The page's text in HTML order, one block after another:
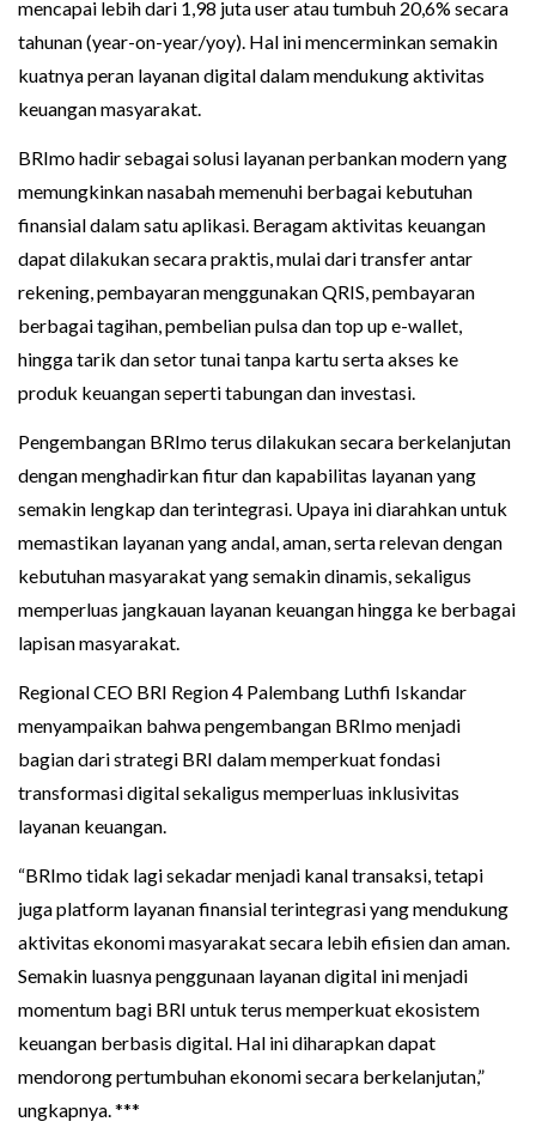
mencapai lebih dari 1,98 juta user atau tumbuh 20,6% secara
tahunan (year-on-year/yoy). Hal ini mencerminkan semakin
kuatnya peran layanan digital dalam mendukung aktivitas
keuangan masyarakat.
BRImo hadir sebagai solusi layanan perbankan modern yang
memungkinkan nasabah memenuhi berbagai kebutuhan
finansial dalam satu aplikasi. Beragam aktivitas keuangan
dapat dilakukan secara praktis, mulai dari transfer antar
rekening, pembayaran menggunakan QRIS, pembayaran
berbagai tagihan, pembelian pulsa dan top up e-wallet,
hingga tarik dan setor tunai tanpa kartu serta akses ke
produk keuangan seperti tabungan dan investasi.
Pengembangan BRImo terus dilakukan secara berkelanjutan
dengan menghadirkan fitur dan kapabilitas layanan yang
semakin lengkap dan terintegrasi. Upaya ini diarahkan untuk
memastikan layanan yang andal, aman, serta relevan dengan
kebutuhan masyarakat yang semakin dinamis, sekaligus
memperluas jangkauan layanan keuangan hingga ke berbagai
lapisan masyarakat.
Regional CEO BRI Region 4 Palembang Luthfi Iskandar
menyampaikan bahwa pengembangan BRImo menjadi
bagian dari strategi BRI dalam memperkuat fondasi
transformasi digital sekaligus memperluas inklusivitas
layanan keuangan.
“BRImo tidak lagi sekadar menjadi kanal transaksi, tetapi
juga platform layanan finansial terintegrasi yang mendukung
aktivitas ekonomi masyarakat secara lebih efisien dan aman.
Semakin luasnya penggunaan layanan digital ini menjadi
momentum bagi BRI untuk terus memperkuat ekosistem
keuangan berbasis digital. Hal ini diharapkan dapat
mendorong pertumbuhan ekonomi secara berkelanjutan,”
ungkapnya. ***